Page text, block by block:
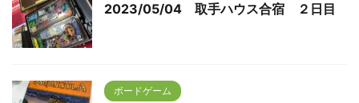
2023/05/04 取手ハウス合宿 ２日目
ボードゲーム